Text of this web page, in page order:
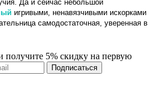
Да и сейчас небольшой
игривыми, ненавязчивыми искорками
самодостаточная, уверенная в
купить Вы можете в нашем
Руководствуясь нашим удобным
«Кулоны»перейдёте в подраздел
откроется многообразие
получите 5% скидку на первую